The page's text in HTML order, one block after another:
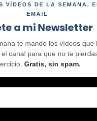
VÍDEOS DE LA SEMANA,
EMAIL
a mi Newsletter
te mando los vídeos que
canal para que no te
Gratis, sin spam.